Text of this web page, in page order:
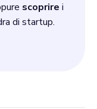
scoprire i
di startup.